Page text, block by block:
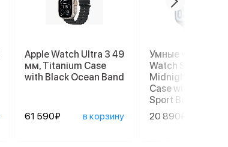
Apple Watch Ultra 3 49
мм, Titanium Case
with Black Ocean Band
61 590₽ в корзину
Умные часы
Watch SE 3 40
Midnight
Case with
Sport Band (S/M)
20 890₽